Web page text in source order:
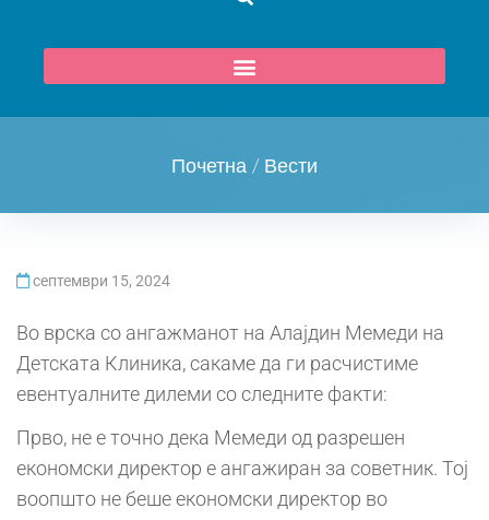
Почетна / Вести
септември 15, 2024
Во врска со ангажманот на Алајдин Мемеди на
Детската Клиника, сакаме да ги расчистиме
евентуалните дилеми со следните факти:
Прво, не е точно дека Мемеди од разрешен
економски директор е ангажиран за советник. Тој
воопшто не беше економски директор во